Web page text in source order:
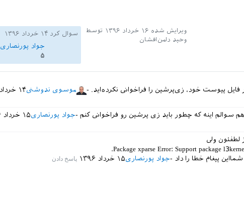
ویرایش شده ۱۶ خرداد ۱۳۹۶
توسط
وحید دامن‌افشان
سوال کرد ۱۴ خرداد ۱۳۹۶
جواد پورنصاری
۵
فایل پیوست خود، زی‌پرشین را فراخوانی نکرده‌اید.
۱۴ خرداد ۱۳۹۶موسوی ندوشنی
سوالم اینه که چطور باید زی پرشین رو فراخوانی کنم ۱۵ خرداد ۱۳۹۶جواد پورنصاری
لطفتون ولی
پیغام خطا را داد
۱۵ خرداد ۱۳۹۶جواد پورنصاری